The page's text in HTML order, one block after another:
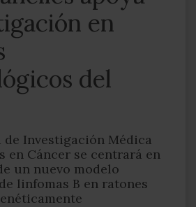
en
del
de Investigación Médica
en Cáncer se centrará en
un nuevo modelo
linfomas B en ratones